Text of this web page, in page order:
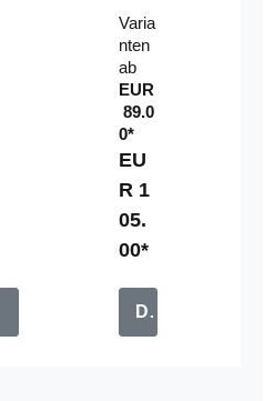
el
mi
t
Fe
rn
be
di
en
u
n
g
Varia
nten
ab
EUR
89.0
0*
EU
R 1
05.
00*
Details